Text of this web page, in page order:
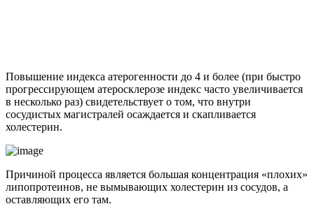
Повышение индекса атерогенности до 4 и более (при быстро
прогрессирующем атеросклерозе индекс часто увеличивается
в несколько раз) свидетельствует о том, что внутри
сосудистых магистралей осаждается и скапливается
холестерин.
Причиной процесса является большая концентрация «плохих»
липопротеинов, не вымывающих холестерин из сосудов, а
оставляющих его там.